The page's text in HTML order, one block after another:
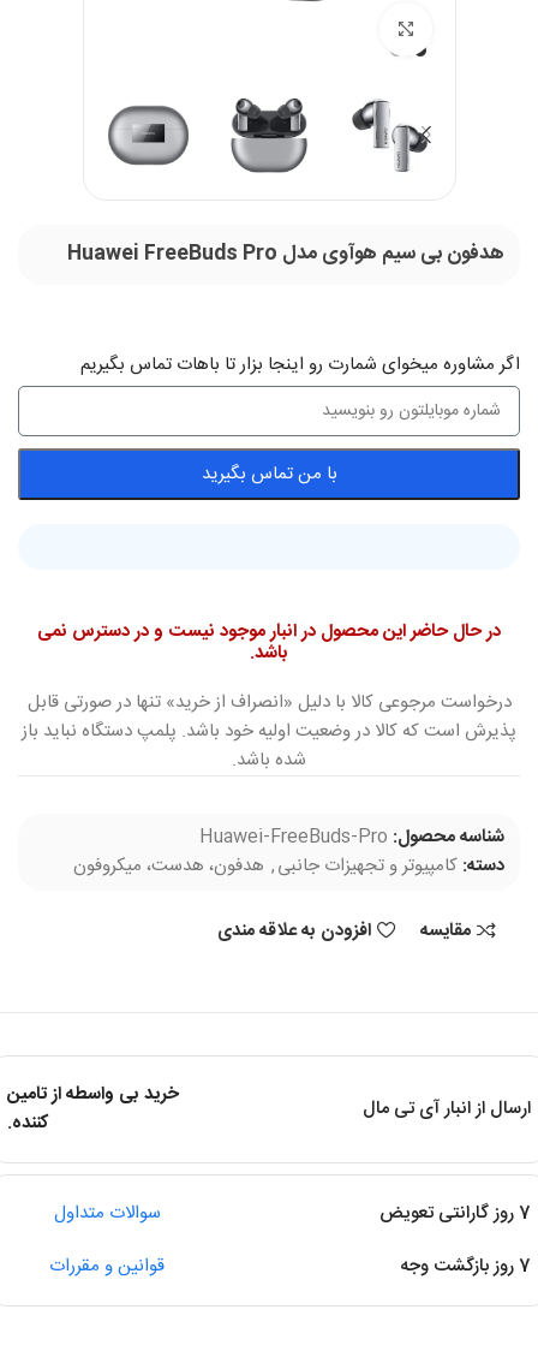
هدفون بی سیم هوآوی مدل Huawei FreeBuds Pro
اگر‌ مشاوره میخوای شمارت رو اینجا بزار تا باهات تماس بگیریم
با من تماس بگیرید
در حال حاضر این محصول در انبار موجود نیست و در دسترس نمی
باشد.
درخواست مرجوعی کالا با دلیل «انصراف از خرید» تنها در صورتی قابل
پذیرش است که کالا در وضعیت اولیه خود باشد. پلمپ دستگاه نباید باز
شده باشد.
شناسه محصول: Huawei-FreeBuds-Pro
دسته: کامپیوتر و تجهیزات جانبی, هدفون، هدست، میکروفون
مقایسه افزودن به علاقه مندی
ارسال از انبار آی تی مال
خرید بی واسطه از تامین
کننده.
7 روز گارانتی تعویض
سوالات متداول
7 روز بازگشت وجه
قوانین و مقررات